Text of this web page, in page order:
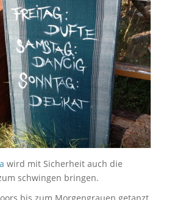
wird mit Sicherheit auch die
schwingen bringen.
bis zum Morgengrauen getanzt